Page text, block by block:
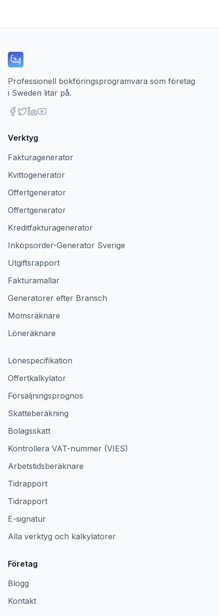
Professionell bokföringsprogramvara som företag
i Sweden litar på.
Verktyg
Fakturagenerator
Kvittogenerator
Offertgenerator
Offertgenerator
Kreditfakturagenerator
Inköpsorder-Generator Sverige
Utgiftsrapport
Fakturamallar
Generatorer efter Bransch
Momsräknare
Löneräknare
Lönespecifikation
Offertkalkylator
Försäljningsprognos
Skatteberäkning
Bolagsskatt
Kontrollera VAT-nummer (VIES)
Arbetstidsberäknare
Tidrapport
Tidrapport
E-signatur
Alla verktyg och kalkylatorer
Företag
Blogg
Kontakt